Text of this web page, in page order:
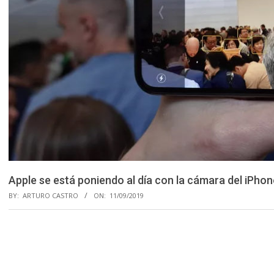
Apple se está poniendo al día con la cámara del
BY: ARTURO CASTRO ON: 11/09/2019